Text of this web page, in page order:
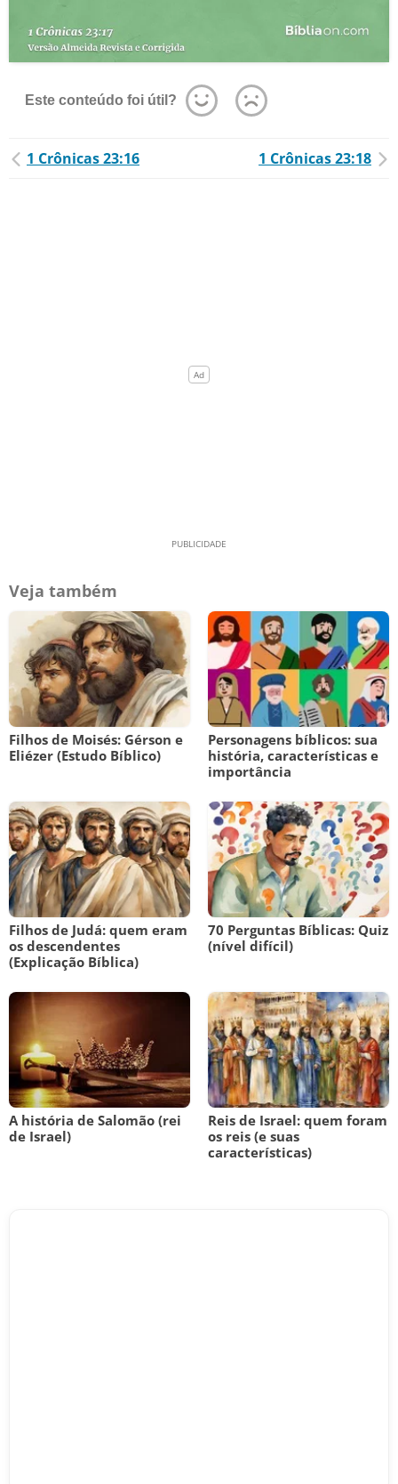
Este conteúdo foi útil?
1 Crônicas 23:16 1 Crônicas 23:18
Veja também
Filhos de Moisés: Gérson e
Eliézer (Estudo Bíblico)
Personagens bíblicos: sua
história, características e
importância
Filhos de Judá: quem eram
os descendentes
(Explicação Bíblica)
70 Perguntas Bíblicas: Quiz
(nível difícil)
A história de Salomão (rei
de Israel)
Reis de Israel: quem foram
os reis (e suas
características)